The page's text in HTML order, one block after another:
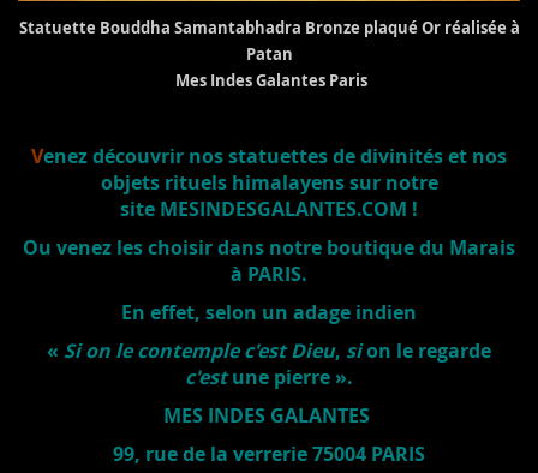
Statuette Bouddha Samantabhadra Bronze plaqué Or réalisée à
Patan
Mes Indes Galantes Paris
Venez découvrir nos statuettes de divinités et nos
objets rituels himalayens sur notre
site MESINDESGALANTES.COM !
Ou venez les choisir dans notre boutique du Marais
à PARIS.
En effet, selon un adage indien
« Si on le contemple c'est Dieu, sion le regarde
c'estune pierre ».
MES INDES GALANTES
99, rue de la verrerie 75004 PARIS